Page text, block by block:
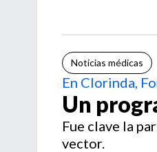
Noticias médicas
En Clorinda,
Un
Fue clave la
vector.